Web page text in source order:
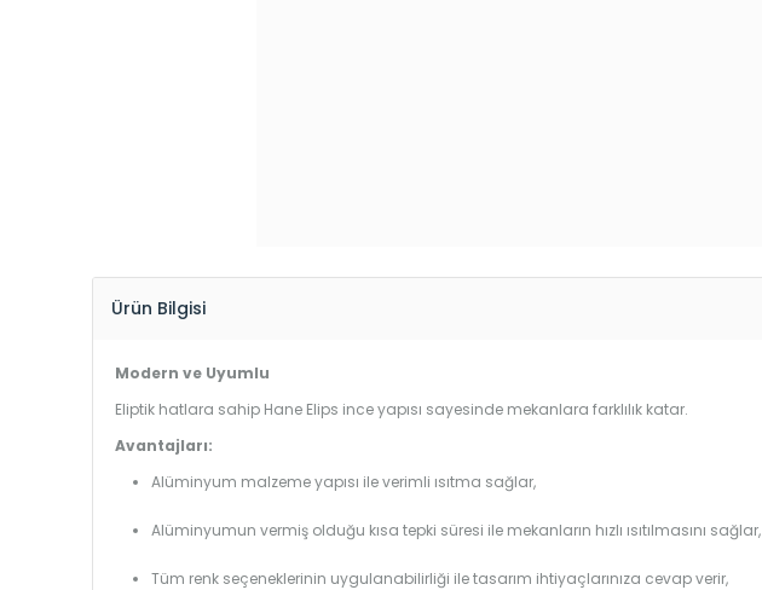
Ürün Bilgisi
Modern ve Uyumlu
Eliptik hatlara sahip Hane Elips ince yapısı sayesinde mekanlara farklılık katar.
Avantajları:
Alüminyum malzeme yapısı ile verimli ısıtma sağlar,
Alüminyumun vermiş olduğu kısa tepki süresi ile mekanların hızlı ısıtılmasını sağlar,
Tüm renk seçeneklerinin uygulanabilirliği ile tasarım ihtiyaçlarınıza cevap verir,